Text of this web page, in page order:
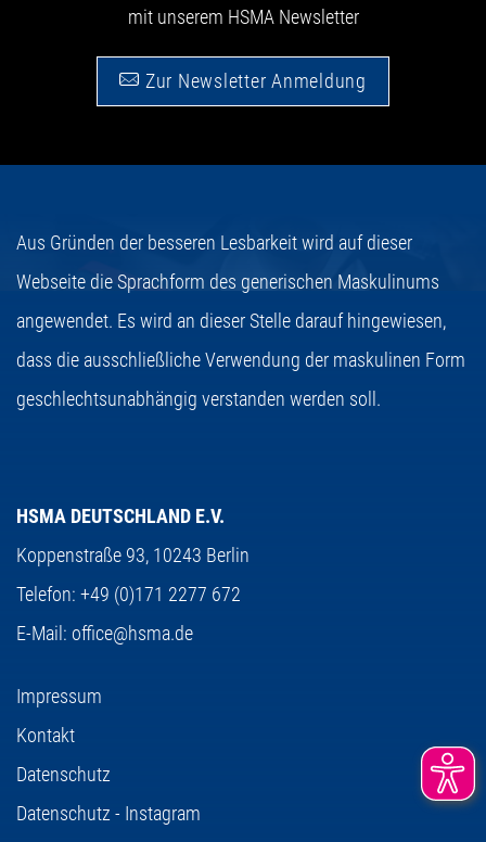
mit unserem HSMA Newsletter
Zur Newsletter Anmeldung
Aus Gründen der besseren Lesbarkeit wird auf dieser
Webseite die Sprachform des generischen Maskulinums
angewendet. Es wird an dieser Stelle darauf hingewiesen,
dass die ausschließliche Verwendung der maskulinen Form
geschlechtsunabhängig verstanden werden soll.
HSMA DEUTSCHLAND E.V.
Koppenstraße 93, 10243 Berlin
Telefon: +49 (0)171 2277 672
E-Mail: office@hsma.de
Impressum
Kontakt
Datenschutz
Datenschutz - Instagram